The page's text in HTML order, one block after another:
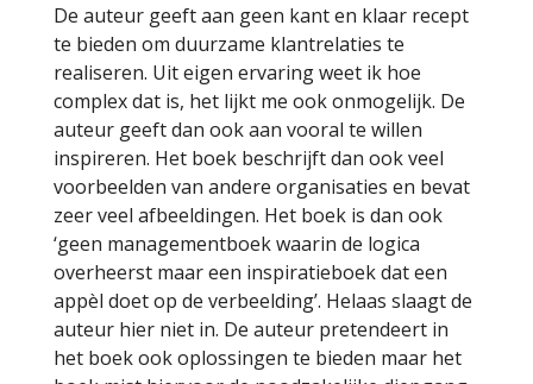
De auteur geeft aan geen kant en klaar recept
te bieden om duurzame klantrelaties te
realiseren. Uit eigen ervaring weet ik hoe
complex dat is, het lijkt me ook onmogelijk. De
auteur geeft dan ook aan vooral te willen
inspireren. Het boek beschrijft dan ook veel
voorbeelden van andere organisaties en bevat
zeer veel afbeeldingen. Het boek is dan ook
‘geen managementboek waarin de logica
overheerst maar een inspiratieboek dat een
appèl doet op de verbeelding’. Helaas slaagt de
auteur hier niet in. De auteur pretendeert in
het boek ook oplossingen te bieden maar het